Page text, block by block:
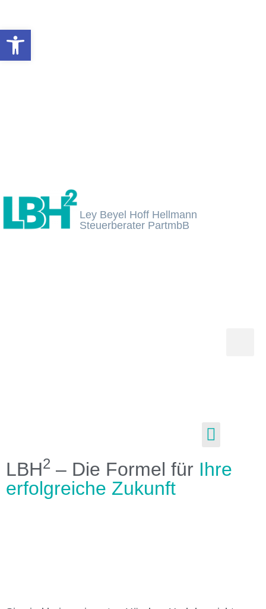
Ley Beyel Hoff Hellmann
Steuerberater PartmbB
LBH2 – Die Formel für Ihre
erfolgreiche Zukunft
Symbolleiste öffnen